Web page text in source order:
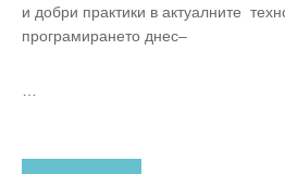
и добри практики в актуалните
програмирането днес–